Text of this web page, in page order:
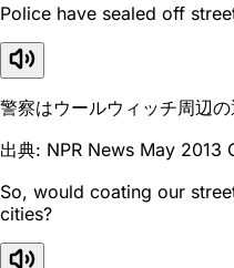
Police have sealed off
警察はウールウィッチ周辺の
出典: NPR News May 2013
So, would coating our
cities?